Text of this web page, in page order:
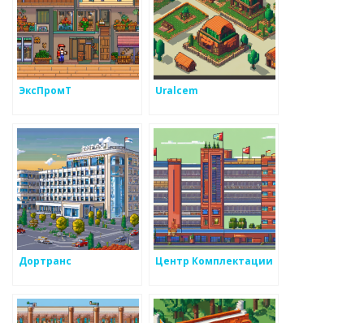
ЭксПромТ Uralcem
Дортранс Центр Комплектации